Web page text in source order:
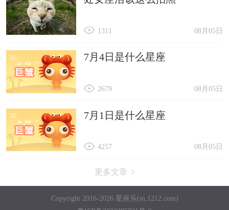
08月05日
1311
7月4日是什么星座
08月05日
2679
7月1日是什么星座
08月05日
4257
更多文章
Copyright 2016-2026 星座乐(m.1212.com)